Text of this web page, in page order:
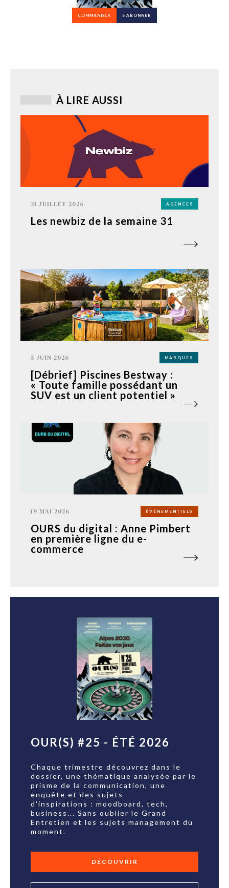
COMMANDER S’ABONNER
À LIRE AUSSI
31 JUILLET 2026 AGENCES
Les newbiz de la semaine 31
5 JUIN 2026 MARQUES
[Débrief] Piscines Bestway :
« Toute famille possédant un
SUV est un client potentiel »
19 MAI 2026 ÉVÉNEMENTIELS
OURS du digital : Anne Pimbert
en première ligne du e-
commerce
OUR(S) #25 - ÉTÉ 2026
Chaque trimestre découvrez dans le
dossier, une thématique analysée par le
prisme de la communication, une
enquête et des sujets
d'inspirations : moodboard, tech,
business... Sans oublier le Grand
Entretien et les sujets management du
moment.
DÉCOUVRIR